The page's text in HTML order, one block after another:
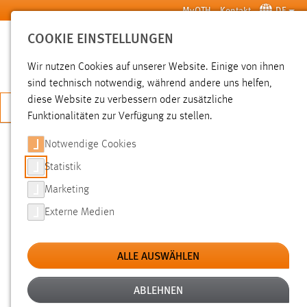
Zum Hauptinhalt springen MyOTH Kontakt DE
SUCHE
JETZT BEWERBEN
Hochschule Aktuelles News der OTH Amberg-Weiden
OSTBAYERNS HOCHSCHULEN
ÜBERWINDEN RAUM UND ZEIT
Pilotprojekt „Digitaler Trendtag“ in
Amberg und Deggendorf
03.12.2019
COOKIE EINSTELLUNGEN
Wir nutzen Cookies auf unserer Website. Einige von ihnen
sind technisch notwendig, während andere uns helfen,
diese Website zu verbessern oder zusätzliche
Funktionalitäten zur Verfügung zu stellen.
Notwendige Cookies
Statistik
Marketing
Externe Medien
ALLE AUSWÄHLEN
ABLEHNEN